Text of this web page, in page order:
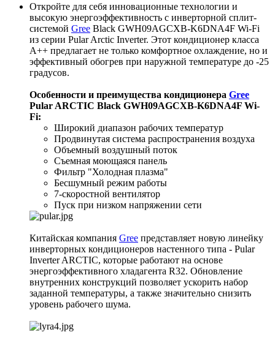
Откройте для себя инновационные технологии и
высокую энергоэффективность с инверторной сплит-
системой Gree Black GWH09AGCXB-K6DNA4F Wi-Fi
из серии Pular Arctic Inverter. Этот кондиционер класса
А++ предлагает не только комфортное охлаждение, но и
эффективный обогрев при наружной температуре до -25
градусов.
Особенности и преимущества кондиционера Gree
Pular ARCTIC Black GWH09AGCXB-K6DNA4F Wi-
Fi:
Широкий диапазон рабочих температур
Продвинутая система распространения воздуха
Объемный воздушный поток
Съемная моющаяся панель
Фильтр "Холодная плазма"
Бесшумный режим работы
7-скоростной вентилятор
Пуск при низком напряжении сети
Китайская компания Gree представляет новую линейку
инверторных кондиционеров настенного типа - Pular
Inverter ARCTIC, которые работают на основе
энергоэффективного хладагента R32. Обновление
внутренних конструкций позволяет ускорить набор
заданной температуры, а также значительно снизить
уровень рабочего шума.